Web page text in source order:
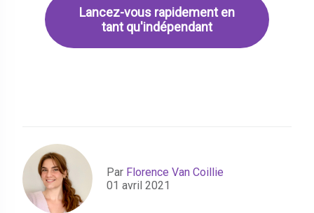
Lancez-vous rapidement en
tant qu'indépendant
Par Florence Van Coillie
01 avril 2021